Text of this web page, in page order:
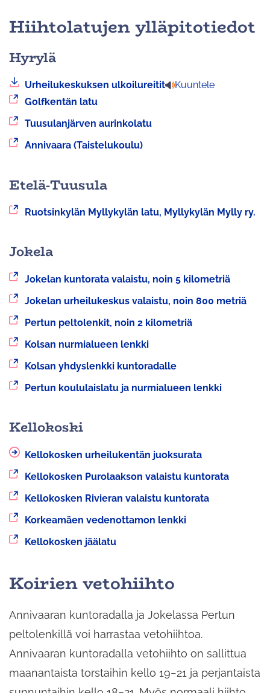
Hiihtolatujen ylläpitotiedot
Hyrylä
Linkistä
latautuu
tiedosto
Urheilukeskuksen ulkoilureitit
Kuuntele
Siirryt
toiseen
palveluun
Golfkentän latu
Siirryt
toiseen
Tuusulanjärven aurinkolatu
Siirryt
palveluun
Annivaara (Taistelukoulu)
Etelä-Tuusula
Siirryt
palveluun
Ruotsinkylän Myllykylän latu, Myllykylän Mylly ry.
Jokela
Siirryt
toiseen
palveluun
Jokelan kuntorata valaistu, noin 5 kilometriä
Siirryt
toiseen
palveluun
Jokelan urheilukeskus valaistu, noin 800 metriä
Siirryt
toiseen
palveluun
Pertun peltolenkit, noin 2 kilometriä
Siirryt
toiseen
palveluun
Kolsan nurmialueen lenkki
Siirryt
toiseen
Kolsan yhdyslenkki kuntoradalle
Siirryt
palveluun
Pertun koululaislatu ja nurmialueen lenkki
Kellokoski
Kellokosken urheilukentän juoksurata
Siirryt
toiseen
Kellokosken Purolaakson valaistu kuntorata
Siirryt
toiseen
Kellokosken Rivieran valaistu kuntorata
Siirryt
toiseen
Korkeamäen vedenottamon lenkki
Siirryt
palveluun
Kellokosken jäälatu
Koirien vetohiihto
Annivaaran kuntoradalla ja Jokelassa Pertun
peltolenkillä voi harrastaa vetohiihtoa.
Annivaaran kuntoradalla vetohiihto on sallittua
maanantaista torstaihin kello 19−21 ja perjantaista